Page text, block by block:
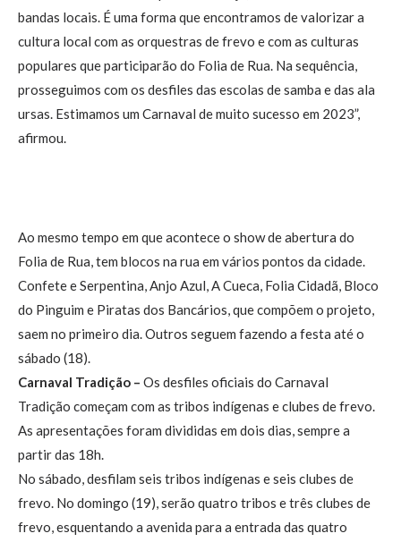
bandas locais. É uma forma que encontramos de valorizar a
cultura local com as orquestras de frevo e com as culturas
populares que participarão do Folia de Rua. Na sequência,
prosseguimos com os desfiles das escolas de samba e das ala
ursas. Estimamos um Carnaval de muito sucesso em 2023”,
afirmou.
Ao mesmo tempo em que acontece o show de abertura do
Folia de Rua, tem blocos na rua em vários pontos da cidade.
Confete e Serpentina, Anjo Azul, A Cueca, Folia Cidadã, Bloco
do Pinguim e Piratas dos Bancários, que compõem o projeto,
saem no primeiro dia. Outros seguem fazendo a festa até o
sábado (18).
Carnaval Tradição – Os desfiles oficiais do Carnaval
Tradição começam com as tribos indígenas e clubes de frevo.
As apresentações foram divididas em dois dias, sempre a
partir das 18h.
No sábado, desfilam seis tribos indígenas e seis clubes de
frevo. No domingo (19), serão quatro tribos e três clubes de
frevo, esquentando a avenida para a entrada das quatro